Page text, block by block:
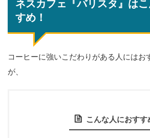
ネスカフェ『バリスタ』は
すめ！
コーヒーに強いこだわりがある人にはお
が、
こんな人におすす